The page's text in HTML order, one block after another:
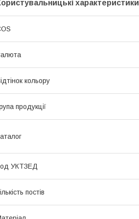
характеристики
кольору
продукції
УКТЗЕД
постів